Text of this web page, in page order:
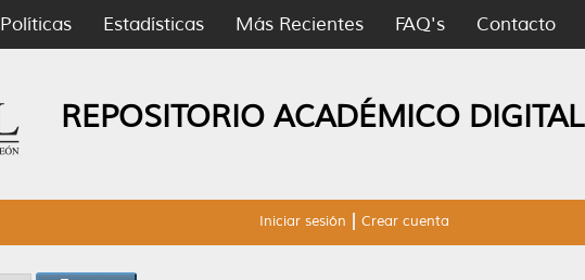
Políticas Estadísticas Más Recientes FAQ's Contacto
REPOSITORIO ACADÉMICO DIGITAL
Iniciar sesión Crear cuenta